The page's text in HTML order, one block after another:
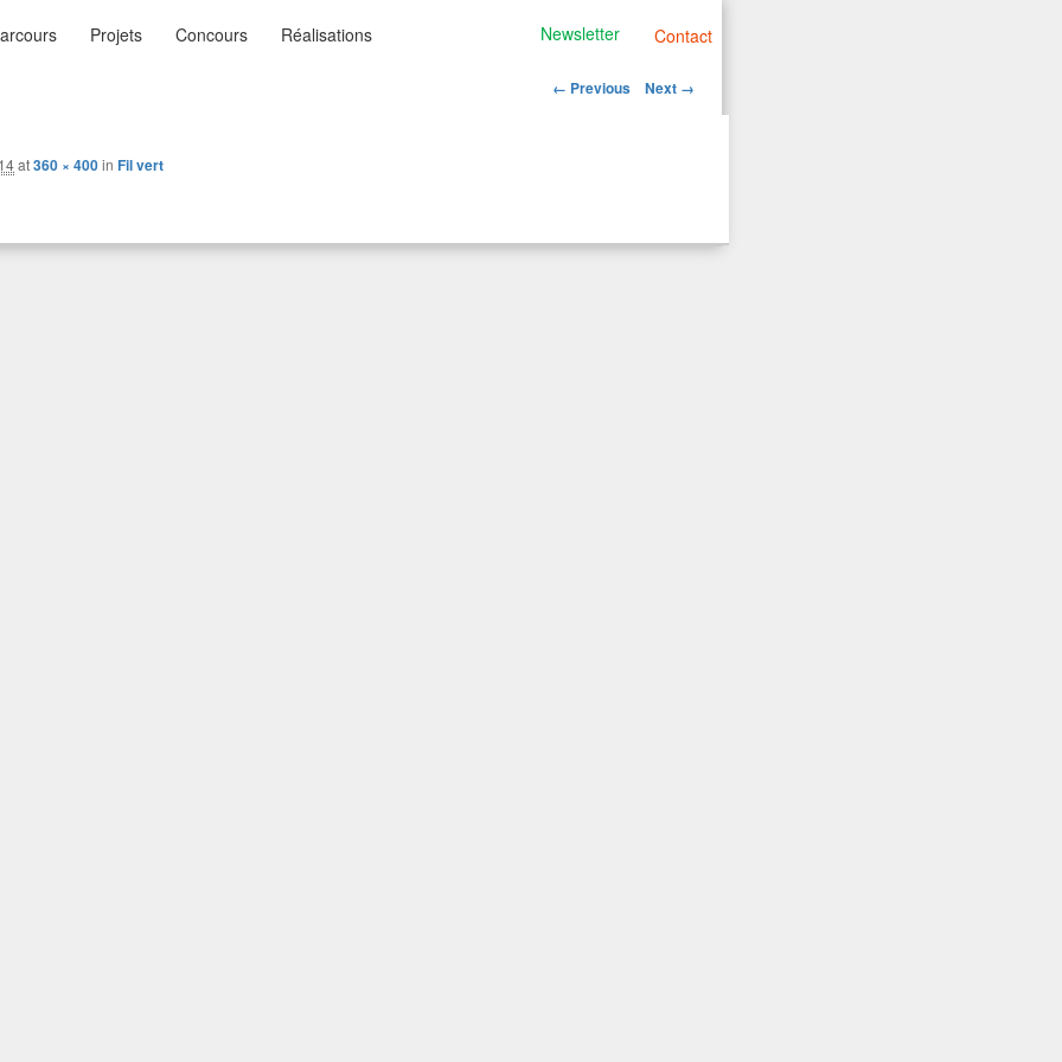
Projets Concours Réalisations Newsletter Contact
Image
← Previous Next →
at360 × 400in Fil vert